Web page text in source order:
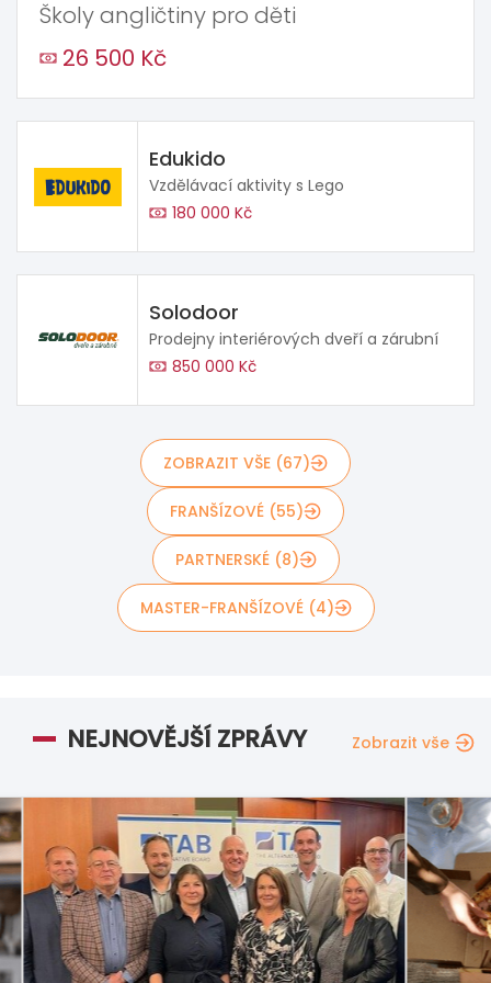
Školy angličtiny pro děti
26 500 Kč
Edukido
Vzdělávací aktivity s Lego
180 000 Kč
Solodoor
Prodejny interiérových dveří a zárubní
850 000 Kč
ZOBRAZIT VŠE (67)
FRANŠÍZOVÉ (55)
PARTNERSKÉ (8)
MASTER-FRANŠÍZOVÉ (4)
NEJNOVĚJŠÍ ZPRÁVY Zobrazit vše